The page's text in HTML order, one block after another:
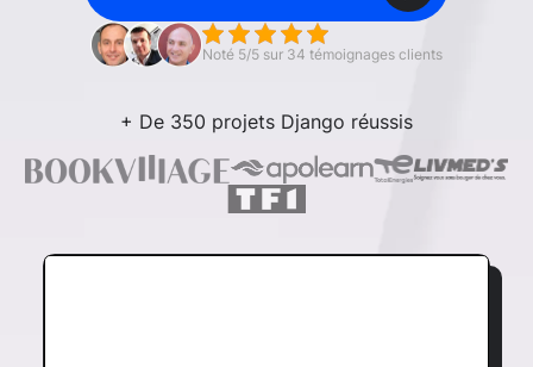
Noté 5/5 sur 34 témoignages clients
+ De 350 projets Django réussis